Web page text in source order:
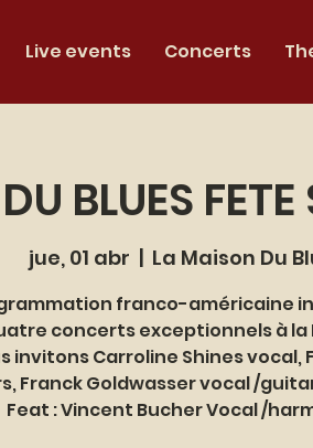
Live events Concerts
BLUES
jue, 01 abr
  |
La Maison Du
franco-américaine
concerts exceptionnels à la
invitons Carroline Shines vocal,
Franck Goldwasser vocal /
Feat : Vincent Bucher Vocal /